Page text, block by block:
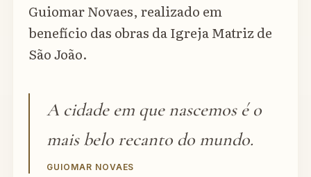
Guiomar Novaes, realizado em
benefício das obras da Igreja Matriz de
São João.
A cidade em que nascemos é o
mais belo recanto do mundo.
GUIOMAR NOVAES